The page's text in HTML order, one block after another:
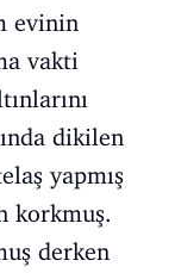
evinin
vakti
dikilen
yapmış
korkmuş.
derken